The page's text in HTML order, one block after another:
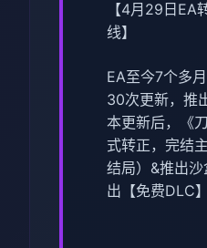
【4月29日EA
线】
EA至今7个多
30次更新，推
本更新后，《
式转正，完结
结局）&推出
出【免费DLC】